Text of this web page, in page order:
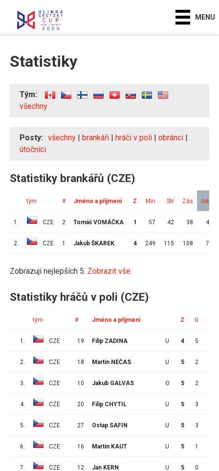
MENU
Statistiky
Tým:
všechny
Posty: všechny | brankáři | hráči v poli | obránci |
útočníci
Statistiky brankářů (CZE)
tým # Jméno a příjmení Z Min Stř Zás Ink
1. CZE 2 Tomáš VOMÁČKA 1 57 42 38 4
2. CZE 1 Jakub ŠKAREK 4 249 115 108 7
Zobrazuji nejlepších 5. Zobrazit vše.
Statistiky hráčů v poli (CZE)
tým # Jméno a příjmení Z G A
1. CZE 19 Filip ZADINA U 4 5
2. CZE 18 Martin NEČAS U 5 2
3. CZE 10 Jakub GALVAS O 5 2
4. CZE 20 Filip CHYTIL U 5 3
5. CZE 27 Ostap SAFIN U 5 3
6. CZE 16 Martin KAUT U 5 1
7. CZE 12 Jan KERN U 5 0